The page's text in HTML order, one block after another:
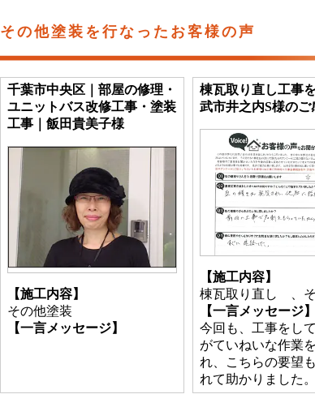
その他塗装を行なったお客様の声
千葉市中央区｜部屋の修理・
ユニットバス改修工事・塗装
工事｜飯田貴美子様
【施工内容】
その他塗装
【一言メッセージ】
棟瓦取り直し工事
武市井之内S様のご
【施工内容】
棟瓦取り直し 、
【一言メッセージ】
今回も、工事をし
がていねいな作業
れ、こちらの要望
れて助かりました。